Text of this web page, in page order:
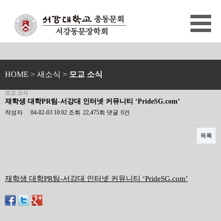
HOME > 새소식 > 모교 소식
모교 소식
재학생 대학PR팀-서강대 인터넷 커뮤니티 ‘PrideSG.com’
작성자 04-02-03 10:02 조회 22,475회 댓글 0건
목록
재학생 대학PR팀-서강대 인터넷 커뮤니티 ‘PrideSG.com’